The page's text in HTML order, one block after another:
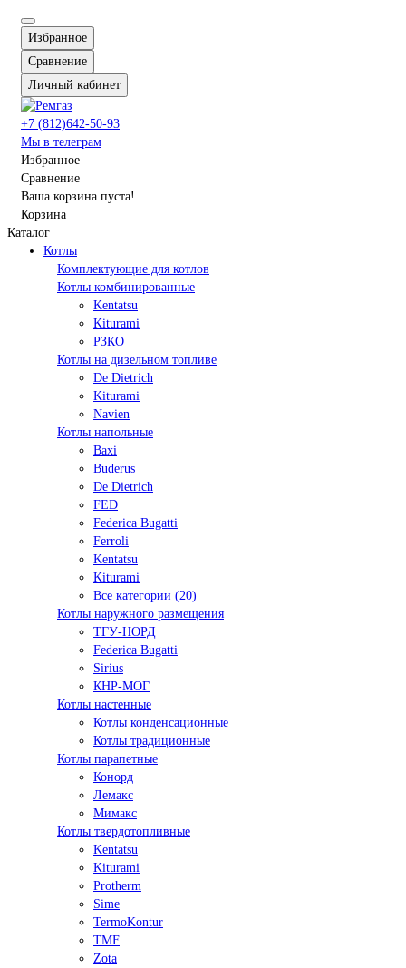
Избранное
Сравнение
Личный кабинет
+7 (812)642-50-93
Мы в телеграм
Избранное
Сравнение
Ваша корзина пуста!
Корзина
Каталог
Котлы
Комплектующие для котлов
Котлы комбинированные
Kentatsu
Kiturami
РЗКО
Котлы на дизельном топливе
De Dietrich
Kiturami
Navien
Котлы напольные
Baxi
Buderus
De Dietrich
FED
Federica Bugatti
Ferroli
Kentatsu
Kiturami
Все категории (20)
Котлы наружного размещения
ТГУ-НОРД
Federica Bugatti
Sirius
КНР-МОГ
Котлы настенные
Котлы конденсационные
Котлы традиционные
Котлы парапетные
Конорд
Лемакс
Мимакс
Котлы твердотопливные
Kentatsu
Kiturami
Protherm
Sime
TermoKontur
TMF
Zota